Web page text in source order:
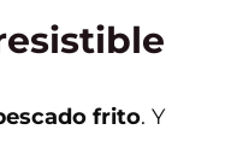
frito. Y